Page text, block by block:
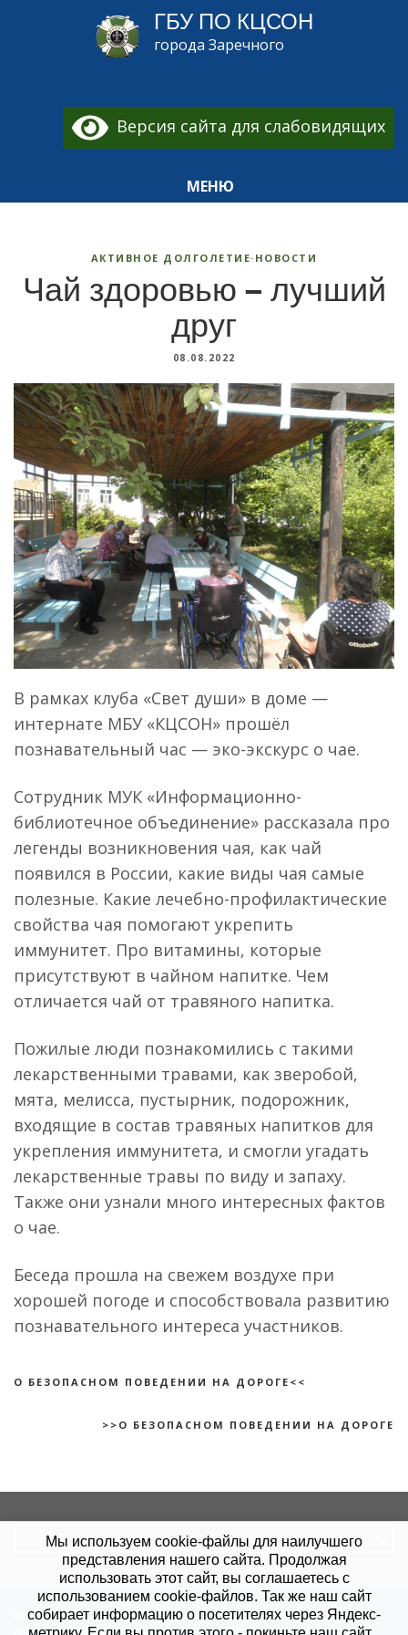
ГБУ ПО КЦСОН
города Заречного
Версия сайта для слабовидящих
МЕНЮ
АКТИВНОЕ ДОЛГОЛЕТИЕ· НОВОСТИ
Чай здоровью — лучший
друг
08.08.2022
В рамках клуба «Свет души» в доме —
интернате МБУ «КЦСОН» прошёл
познавательный час — эко-экскурс о чае.
Сотрудник МУК «Информационно-
библиотечное объединение» рассказала про
легенды возникновения чая, как чай
появился в России, какие виды чая самые
полезные. Какие лечебно-профилактические
свойства чая помогают укрепить
иммунитет. Про витамины, которые
присутствуют в чайном напитке. Чем
отличается чай от травяного напитка.
Пожилые люди познакомились с такими
лекарственными травами, как зверобой,
мята, мелисса, пустырник, подорожник,
входящие в состав травяных напитков для
укрепления иммунитета, и смогли угадать
лекарственные травы по виду и запаху.
Также они узнали много интересных фактов
о чае.
Беседа прошла на свежем воздухе при
хорошей погоде и способствовала развитию
познавательного интереса участников.
О БЕЗОПАСНОМ ПОВЕДЕНИИ НА ДОРОГЕ<<
>>О БЕЗОПАСНОМ ПОВЕДЕНИИ НА ДОРОГЕ
Search
for:
МБУ "КЦСОН". Политика конфиденциальности.Согласие на
Мы используем cookie-файлы для наилучшего
представления нашего сайта. Продолжая
использовать этот сайт, вы соглашаетесь с
использованием cookie-файлов. Так же наш сайт
собирает информацию о посетителях через Яндекс-